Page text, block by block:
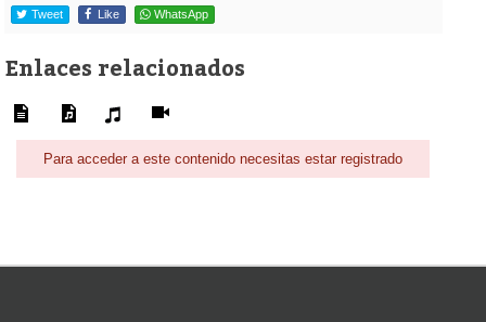
Tweet Like WhatsApp
Enlaces relacionados
Para acceder a este contenido necesitas estar registrado